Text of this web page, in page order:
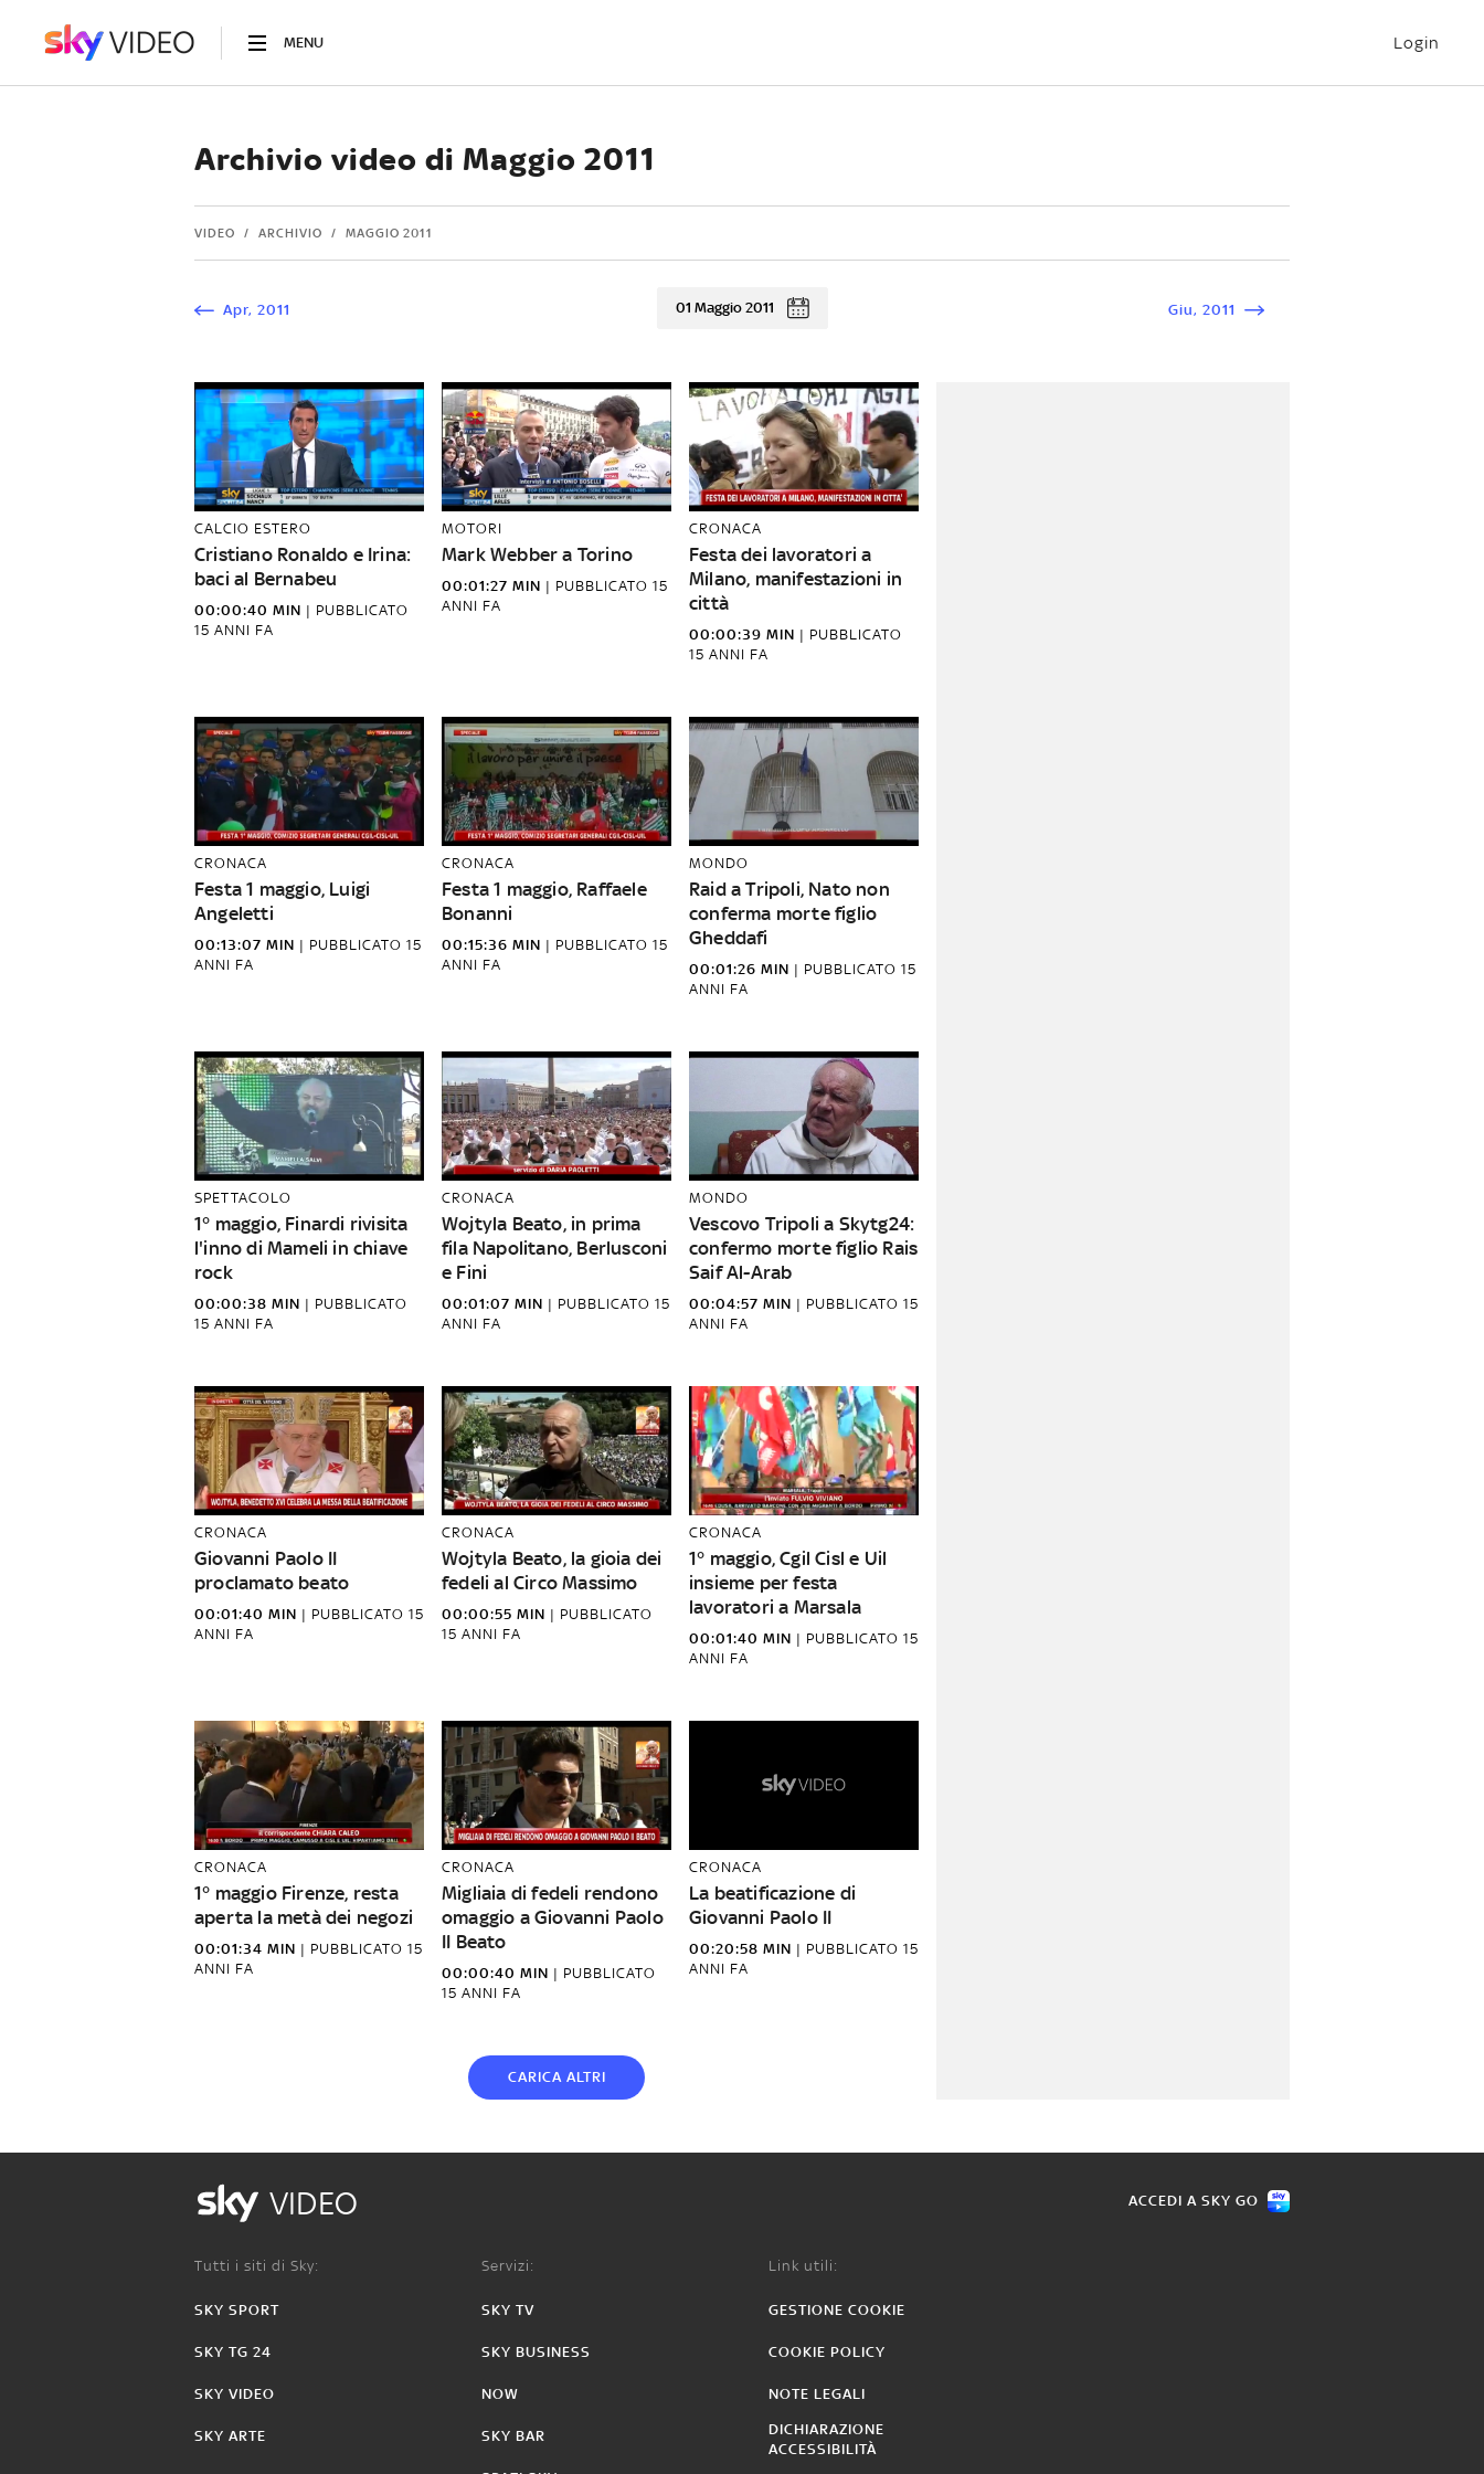
MENU Login
Archivio video di Maggio 2011
VIDEO ARCHIVIO MAGGIO 2011
Apr, 2011 01 Maggio 2011 Giu, 2011
CALCIO ESTERO
Cristiano Ronaldo e Irina:
baci al Bernabeu
00:00:40 MIN | PUBBLICATO
15 ANNI FA
MOTORI
Mark Webber a Torino
00:01:27 MIN | PUBBLICATO 15
ANNI FA
CRONACA
Festa dei lavoratori a
Milano, manifestazioni in
città
00:00:39 MIN | PUBBLICATO
15 ANNI FA
CRONACA
Festa 1 maggio, Luigi
Angeletti
00:13:07 MIN | PUBBLICATO 15
ANNI FA
CRONACA
Festa 1 maggio, Raffaele
Bonanni
00:15:36 MIN | PUBBLICATO 15
ANNI FA
MONDO
Raid a Tripoli, Nato non
conferma morte figlio
Gheddafi
00:01:26 MIN | PUBBLICATO 15
ANNI FA
SPETTACOLO
1° maggio, Finardi rivisita
l'inno di Mameli in chiave
rock
00:00:38 MIN | PUBBLICATO
15 ANNI FA
CRONACA
Wojtyla Beato, in prima
fila Napolitano, Berlusconi
e Fini
00:01:07 MIN | PUBBLICATO 15
ANNI FA
MONDO
Vescovo Tripoli a Skytg24:
confermo morte figlio Rais
Saif Al-Arab
00:04:57 MIN | PUBBLICATO 15
ANNI FA
CRONACA
Giovanni Paolo II
proclamato beato
00:01:40 MIN | PUBBLICATO 15
ANNI FA
CRONACA
Wojtyla Beato, la gioia dei
fedeli al Circo Massimo
00:00:55 MIN | PUBBLICATO
15 ANNI FA
CRONACA
1° maggio, Cgil Cisl e Uil
insieme per festa
lavoratori a Marsala
00:01:40 MIN | PUBBLICATO 15
ANNI FA
CRONACA
1° maggio Firenze, resta
aperta la metà dei negozi
00:01:34 MIN | PUBBLICATO 15
ANNI FA
CRONACA
Migliaia di fedeli rendono
omaggio a Giovanni Paolo
II Beato
00:00:40 MIN | PUBBLICATO
15 ANNI FA
CRONACA
La beatificazione di
Giovanni Paolo II
00:20:58 MIN | PUBBLICATO 15
ANNI FA
CARICA ALTRI
VIDEO ACCEDI A SKY GO
Tutti i siti di Sky:
SKY SPORT
SKY TG 24
SKY VIDEO
SKY ARTE
Servizi:
SKY TV
SKY BUSINESS
NOW
SKY BAR
Link utili:
GESTIONE COOKIE
COOKIE POLICY
NOTE LEGALI
DICHIARAZIONE
ACCESSIBILITÀ